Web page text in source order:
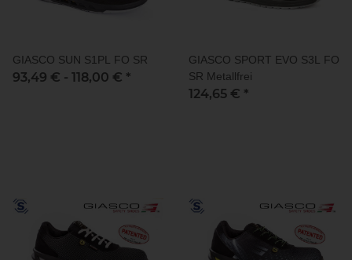
GIASCO SUN S1PL FO SR
93,49 € - 118,00 € *
GIASCO SPORT EVO S3L FO
SR Metallfrei
124,65 € *